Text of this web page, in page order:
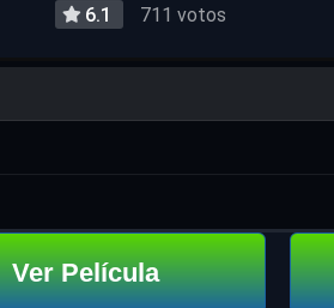
6.1 711 votos
Ver Película